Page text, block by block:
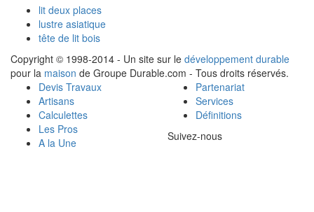
lit deux places
lustre asiatique
tête de lit bois
Copyright © 1998-2014 - Un site sur le développement durable
pour la maison de Groupe Durable.com - Tous droits réservés.
Devis Travaux
Artisans
Calculettes
Les Pros
A la Une
Partenariat
Services
Définitions
Suivez-nous